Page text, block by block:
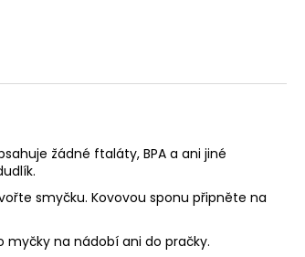
žádné ftaláty, BPA a ani jiné
smyčku. Kovovou sponu připněte na
myčky na nádobí ani do pračky.